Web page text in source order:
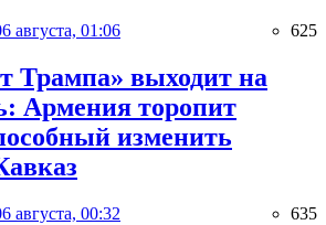
августа, 01:06 625
Трампа» выходит на
Армения торопит
изменить
августа, 00:32 635